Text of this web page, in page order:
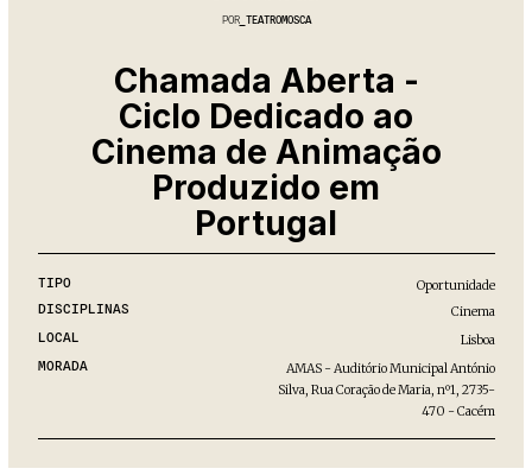
Política de privacidade
Contactar
Política de privacidade - App
Coffeelabs Cursos curtos
— apoia o Coffeepaste e ajuda-nos a chegar mais longe.
POR TEATROMOSCA
Chamada Aberta -
Ciclo Dedicado ao
Cinema de Animação
Produzido em
Portugal
TIPO Oportunidade
DISCIPLINAS Cinema
LOCAL Lisboa
MORADA
AMAS - Auditório Municipal António
Silva, Rua Coração de Maria, nº1, 2735-
470 - Cacém